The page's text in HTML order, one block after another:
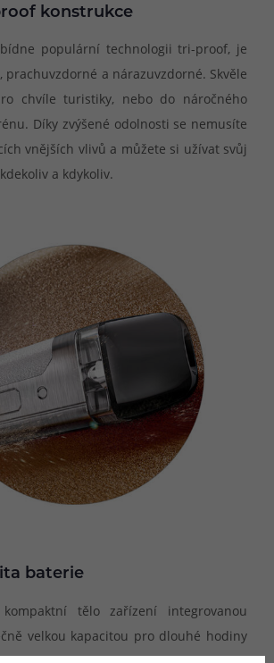
konstrukce
populární technologii tri-proof, je
prachuvzdorné a nárazuvzdorné. Skvěle
chvíle turistiky, nebo do náročného
Díky zvýšené odolnosti se nemusíte
vnějších vlivů a můžete si užívat svůj
a kdykoliv.
baterie
tělo zařízení integrovanou
velkou kapacitou pro dlouhé hodiny